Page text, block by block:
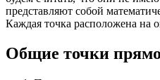
представляют собой
Каждая точка расположена на
Общие точки